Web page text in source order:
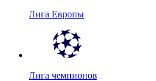
Лига Европы
Лига чемпионов